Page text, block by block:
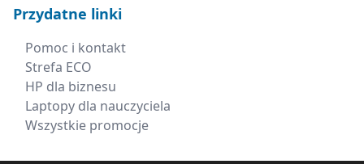
Przydatne linki
Pomoc i kontakt
Strefa ECO
HP dla biznesu
Laptopy dla nauczyciela
Wszystkie promocje